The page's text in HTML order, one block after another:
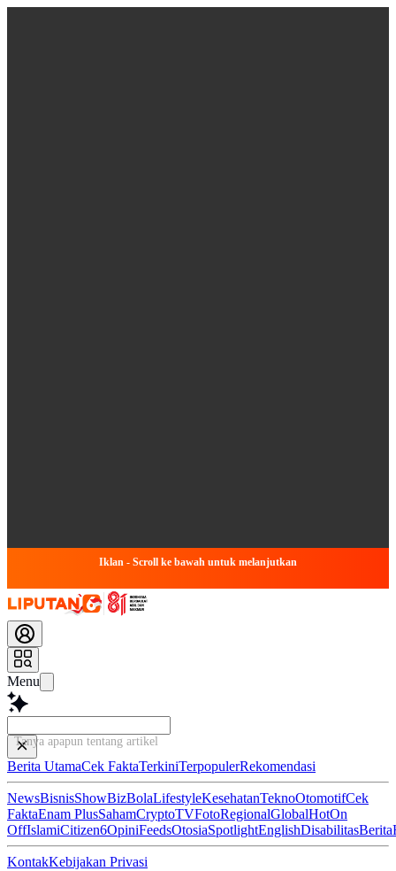
Iklan - Scroll ke bawah untuk melanjutkan
Menu
Tanya apapun tentang artikel ini...
Berita UtamaCek FaktaTerkiniTerpopulerRekomendasi
NewsBisnisShowBizBolaLifestyleKesehatanTeknoOtomotifCek
FaktaEnam PlusSahamCryptoTVFotoRegionalGlobalHotOn
OffIslamiCitizen6OpiniFeedsOtosiaSpotlightEnglishDisabilitasBerita
KontakKebijakan Privasi